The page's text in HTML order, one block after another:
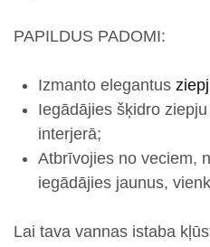
PAPILDUS PADOMI:
Izmanto elegantus
Iegādājies šķidro
interjerā;
Atbrīvojies no veciem,
iegādājies jaunus,
Lai tava vannas istaba